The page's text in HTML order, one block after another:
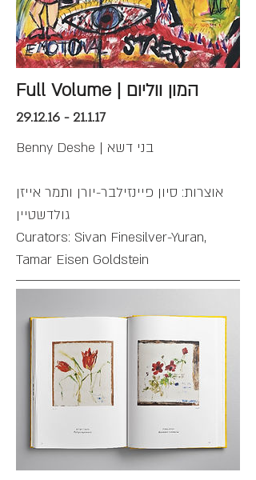
Full Volume | המון ווליום
29.12.16 - 21.1.17
Benny Deshe | בני דשא
אוצרות: סיון פיינזילבר-יורן ותמר אייזן
גולדשטיין
Curators: Sivan Finesilver-Yuran,
Tamar Eisen Goldstein